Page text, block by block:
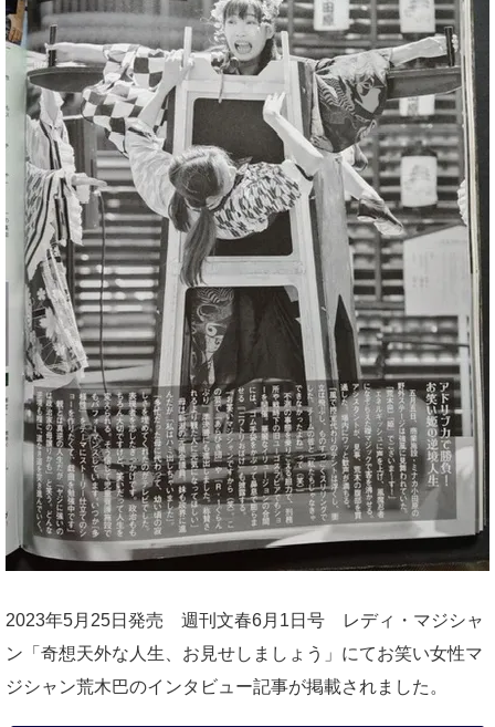
2023年5月25日発売 週刊文春6月1日号 レディ・マジシャ
ン「奇想天外な人生、お見せしましょう」にてお笑い女性マ
ジシャン荒木巴のインタビュー記事が掲載されました。